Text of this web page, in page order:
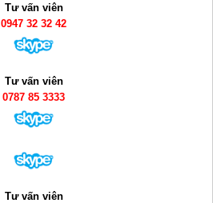
Tư vấn viên
0947 32 32 42
Tư vấn viên
0787 85 3333
Tư vấn viên